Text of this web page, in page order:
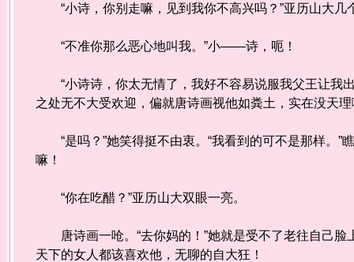
“小诗，你别走嘛，见到我你不高兴吗？”亚历山大几
“不准你那么恶心地叫我。”小——诗，呃！
“小诗诗，你太无情了，我好不容易说服我父王让我
之处无不大受欢迎，偏就唐诗画视他如粪土，实在没天
“是吗？”她笑得挺不由衷。“我看到的可不是那样。”
嘛！
“你在吃醋？”亚历山大双眼一亮。
唐诗画一呛。“去你妈的！”她就是受不了老往自己脸
天下的女人都该喜欢他，无聊的自大狂！